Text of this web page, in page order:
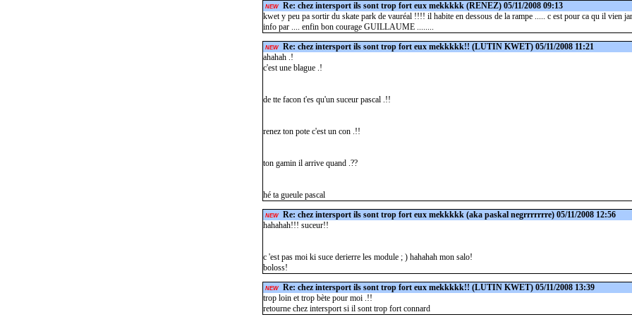
NEW Re: chez intersport ils sont trop fort eux mekkkkk (RENEZ) 05/11/2008 09:13
kwet y peu pa sortir du skate park de vauréal !!!! il habite en dessous de la rampe ..... c est pour ca qu il vien
info par .... enfin bon courage GUILLAUME ........
NEW Re: chez intersport ils sont trop fort eux mekkkkk!! (LUTIN KWET) 05/11/2008 11:21
ahahah .!
c'est une blague .!
de tte facon t'es qu'un suceur pascal .!!
renez ton pote c'est un con .!!
ton gamin il arrive quand .??
hé ta gueule pascal
NEW Re: chez intersport ils sont trop fort eux mekkkkk (aka paskal negrrrrrrre) 05/11/2008 12:56
hahahah!!! suceur!!
c 'est pas moi ki suce derierre les module ; ) hahahah mon salo!
boloss!
NEW Re: chez intersport ils sont trop fort eux mekkkkk!! (LUTIN KWET) 05/11/2008 13:39
trop loin et trop bète pour moi .!!
retourne chez intersport si il sont trop fort connard